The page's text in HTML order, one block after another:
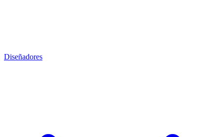
Diseñadores